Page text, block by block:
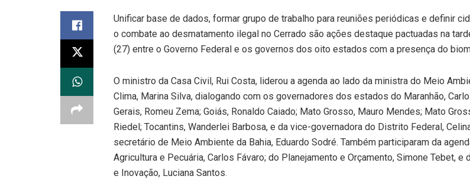
Unificar base de dados, formar grupo de trabalho para reuniões periódicas e definir
o combate ao desmatamento ilegal no Cerrado são ações destaque pactuadas na
(27) entre o Governo Federal e os governos dos oito estados com a presença do
O ministro da Casa Civil, Rui Costa, liderou a agenda ao lado da ministra do Meio
Clima, Marina Silva, dialogando com os governadores dos estados do Maranhão,
Gerais, Romeu Zema; Goiás, Ronaldo Caiado; Mato Grosso, Mauro Mendes; Mato
Riedel; Tocantins, Wanderlei Barbosa, e da vice-governadora do Distrito Federal,
secretário de Meio Ambiente da Bahia, Eduardo Sodré. Também participaram da
Agricultura e Pecuária, Carlos Fávaro; do Planejamento e Orçamento, Simone Tebet, e
e Inovação, Luciana Santos.